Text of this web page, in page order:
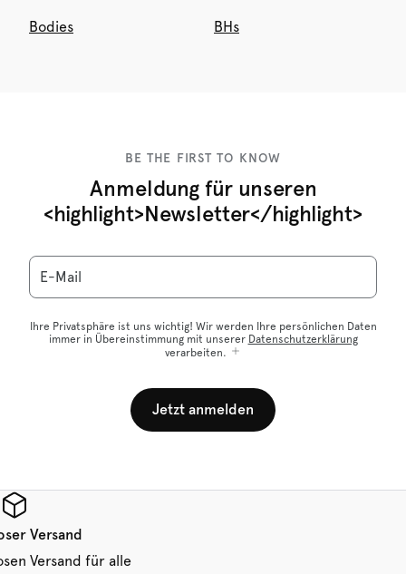
Bodies BHs
BE THE FIRST TO KNOW
Anmeldung für unseren
<highlight>Newsletter</highlight>
E-Mail
Ihre Privatsphäre ist uns wichtig! Wir werden Ihre persönlichen Daten
immer in Übereinstimmung mit unserer Datenschutzerklärung
verarbeiten.
Jetzt anmelden
Versand
Versand für alle